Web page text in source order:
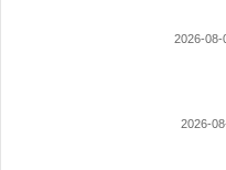
2026-08-
2026-